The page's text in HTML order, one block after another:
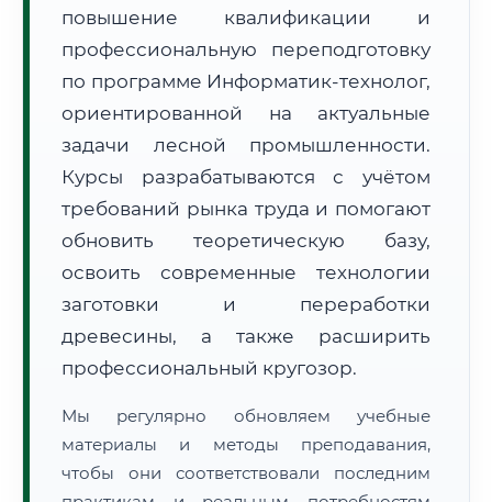
Почтовые индексы:
610000–610999
Часовой пояс:
МСК (UTC+3)
Формат учебы:
Дистанционно
🗺️ Зона обслуживания: г. Киров
Расчет логистики оригиналов:
• Маршрут транзита:
• Экспресс-доставка СДЭК / Почтой:3–5 рабочих дней
📜 Документы и аккредитация
повышение квалификации и
профессиональную переподготовку
по программе Информатик-технолог,
ориентированной на актуальные
задачи лесной промышленности.
Курсы разрабатываются с учётом
требований рынка труда и помогают
обновить теоретическую базу,
освоить современные технологии
заготовки и переработки
древесины, а также расширить
профессиональный кругозор.
Мы регулярно обновляем учебные
материалы и методы преподавания,
чтобы они соответствовали последним